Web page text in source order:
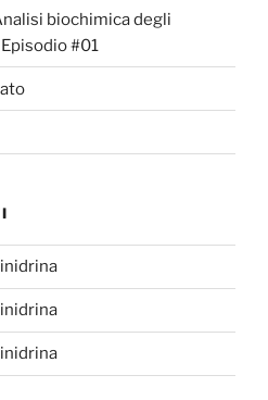
biochimica degli
#01